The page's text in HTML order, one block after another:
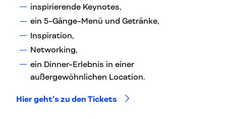
inspirierende Keynotes,
ein 5-Gänge-Menü und Getränke,
Inspiration,
Networking,
ein Dinner-Erlebnis in einer
außergewöhnlichen Location.
Hier geht’s zu den Tickets